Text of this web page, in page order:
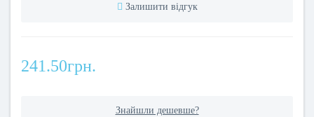
Залишити відгук
241.50грн.
Знайшли дешевше?